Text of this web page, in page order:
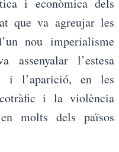
i econòmica dels
que va agreujar les
nou imperialisme
assenyalar l’estesa
i l’aparició, en les
i la violència
molts dels països